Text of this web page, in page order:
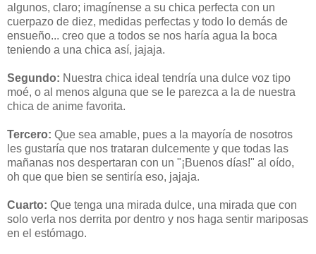
algunos, claro; imagínense a su chica perfecta con un
cuerpazo de diez, medidas perfectas y todo lo demás de
ensueño... creo que a todos se nos haría agua la boca
teniendo a una chica así, jajaja.
Segundo: Nuestra chica ideal tendría una dulce voz tipo
moé, o al menos alguna que se le parezca a la de nuestra
chica de anime favorita.
Tercero: Que sea amable, pues a la mayoría de nosotros
les gustaría que nos trataran dulcemente y que todas las
mañanas nos despertaran con un "¡Buenos días!" al oído,
oh que que bien se sentiría eso, jajaja.
Cuarto: Que tenga una mirada dulce, una mirada que con
solo verla nos derrita por dentro y nos haga sentir mariposas
en el estómago.